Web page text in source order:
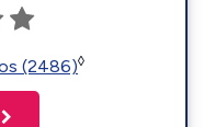
(2486)◊